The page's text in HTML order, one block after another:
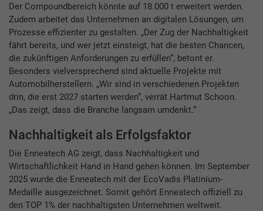
Der Compoundbereich könnte auf 18.000 t erweitert werden.
Zudem arbeitet das Unternehmen an digitalen Lösungen, um
Prozesse effizienter zu gestalten. „Der Zug der Nachhaltigkeit
fährt bereits, und wer jetzt einsteigt, hat die besten Chancen,
die zukünftigen Anforderungen zu erfüllen“, betont er.
Besonders vielversprechend sind aktuelle Projekte mit
Automobilherstellern. „Wir sind in verschiedenen Projekten
drin, die erst 2027 starten werden“, verrät Hartmut Schoon.
„Das zeigt, dass die Branche langsam umdenkt.“
Nachhaltigkeit als Erfolgsfaktor
Die Enneatech AG zeigt, dass Nachhaltigkeit und
Wirtschaftlichkeit Hand in Hand gehen können. Im September
2025 wurde die Enneatech mit der EcoVadis Platinium-
Medaille ausgezeichnet. Somit gehört Enneatech offiziell zu
den TOP 1% der nachhaltigsten Unternehmen weltweit.